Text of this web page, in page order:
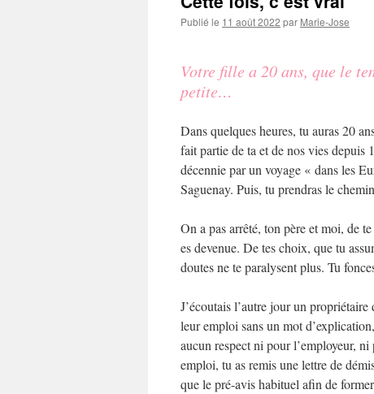
Publié le 11 août 2022 par Marie-Jose
Votre fille a 20 ans, que le
petite…
Dans quelques heures, tu auras 20
fait partie de ta et de nos vies depuis
décennie par un voyage « dans les
Saguenay. Puis, tu prendras le
On a pas arrêté, ton père et moi, de
es devenue. De tes choix, que tu
doutes ne te paralysent plus. Tu
J’écoutais l’autre jour un
leur emploi sans un mot
aucun respect ni pour l’employeur,
emploi, tu as remis une lettre de
que le pré-avis habituel afin de